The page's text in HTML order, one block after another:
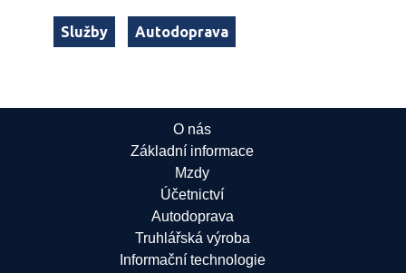
Služby Autodoprava
O nás
Základní informace
Mzdy
Účetnictví
Autodoprava
Truhlářská výroba
Informační technologie